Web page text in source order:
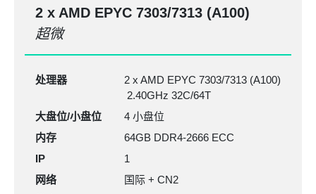
2 x AMD EPYC 7303/7313 (A100)
超微
处理器
2 x AMD EPYC 7303/7313 (A100)
2.40GHz 32C/64T
大盘位/小盘位
4 小盘位
内存
64GB DDR4-2666 ECC
IP
1
网络
国际 + CN2